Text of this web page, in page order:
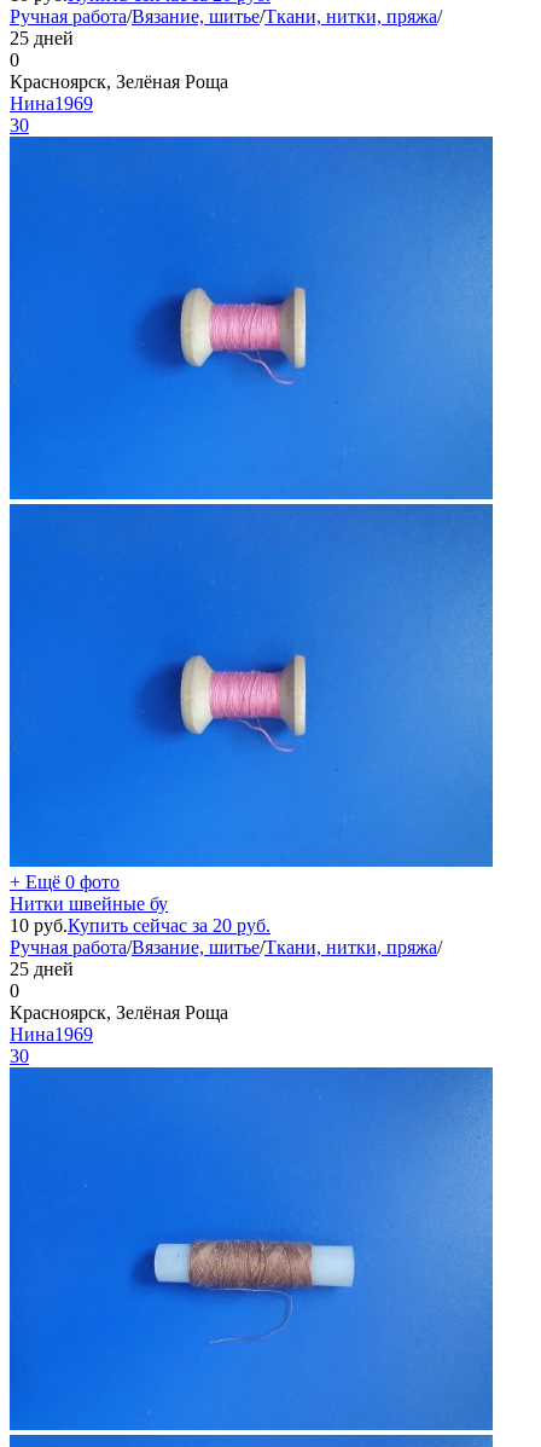
Ручная работа/Вязание, шитье/Ткани, нитки, пряжа/
25 дней
0
Красноярск, Зелёная Роща
Нина1969
30
+ Ещё 0 фото
Нитки швейные бу
10 руб.Купить сейчас за 20 руб.
Ручная работа/Вязание, шитье/Ткани, нитки, пряжа/
25 дней
0
Красноярск, Зелёная Роща
Нина1969
30